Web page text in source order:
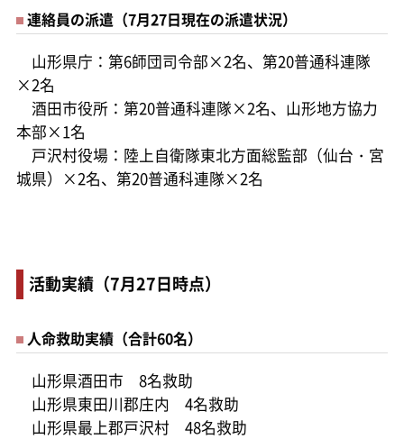
連絡員の派遣（7月27日現在の派遣状況）
山形県庁：第6師団司令部×2名、第20普通科連隊
×2名
酒田市役所：第20普通科連隊×2名、山形地方協力
本部×1名
戸沢村役場：陸上自衛隊東北方面総監部（仙台・宮
城県）×2名、第20普通科連隊×2名
活動実績（7月27日時点）
人命救助実績（合計60名）
山形県酒田市 8名救助
山形県東田川郡庄内 4名救助
山形県最上郡戸沢村 48名救助